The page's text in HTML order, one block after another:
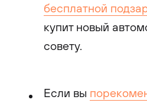
бесплатной
купит новый
совету.
Если вы